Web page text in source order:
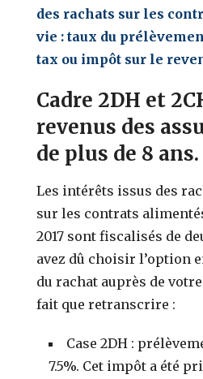
des rachats sur les
vie : taux du
tax ou impôt sur le
Cadre 2DH et
revenus des
de plus de 8 ans.
Les intérêts issus des
sur les contrats
2017 sont fiscalisés de
avez dû choisir l’option
du rachat auprès de
fait que retranscrire :
Case 2DH :
7.5%. Cet impôt a été